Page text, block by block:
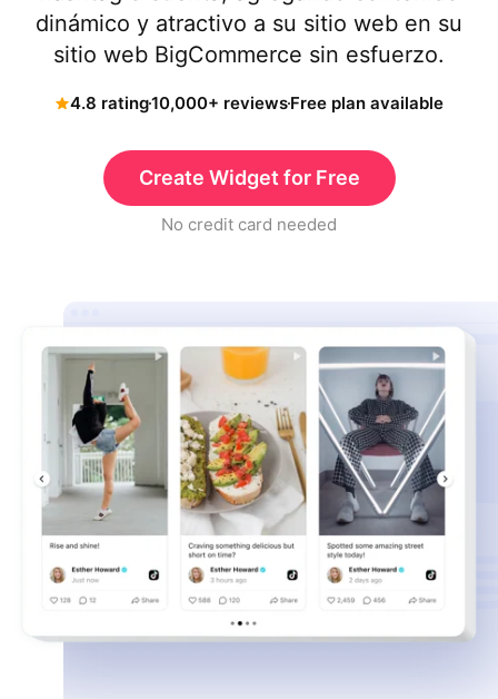
dinámico y atractivo a su sitio web en su
sitio web BigCommerce sin esfuerzo.
4.8 rating10,000+ reviewsFree plan available
Create Widget for Free
No credit card needed